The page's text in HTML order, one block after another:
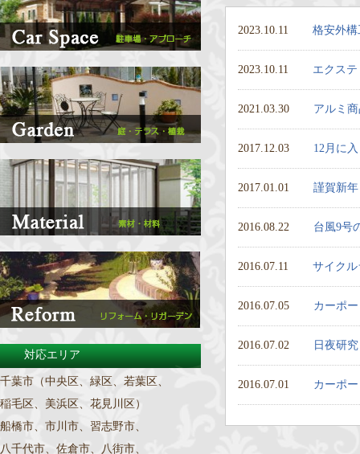
2023.10.11 格安外
2023.10.11 エクス
2021.03.30 アルミ
2017.12.03 12月に
2017.01.01 謹賀新年
2016.08.22 台風9号
2016.07.11 サイク
2016.07.05 カーポ
2016.07.02 日夜研
2016.07.01 カーポ
対応エリア
千葉市（中央区、緑区、若葉区、
稲毛区、美浜区、花見川区）
船橋市、市川市、習志野市、
八千代市、佐倉市、八街市、